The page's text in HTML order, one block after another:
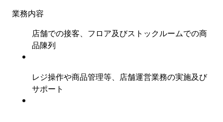
業務内容
店舗での接客、フロア及びストックルームでの商
品陳列
レジ操作や商品管理等、店舗運営業務の実施及び
サポート